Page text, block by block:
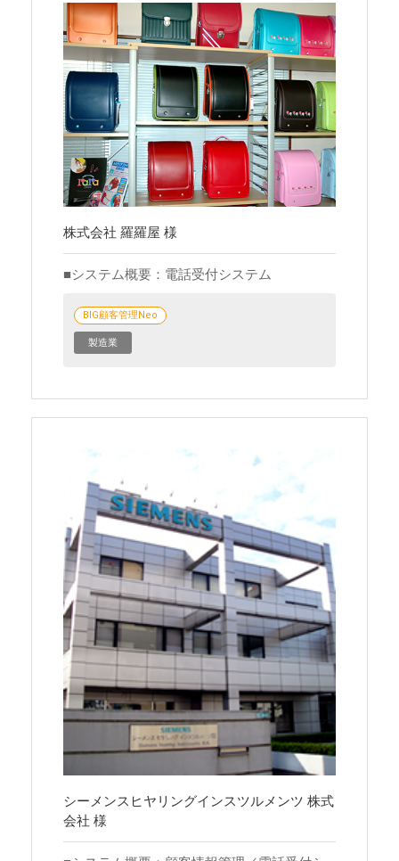
株式会社 羅羅屋 様
システム概要：電話受付システム
BIG顧客管理Neo
製造業
シーメンスヒヤリングインスツルメンツ 株式
会社 様